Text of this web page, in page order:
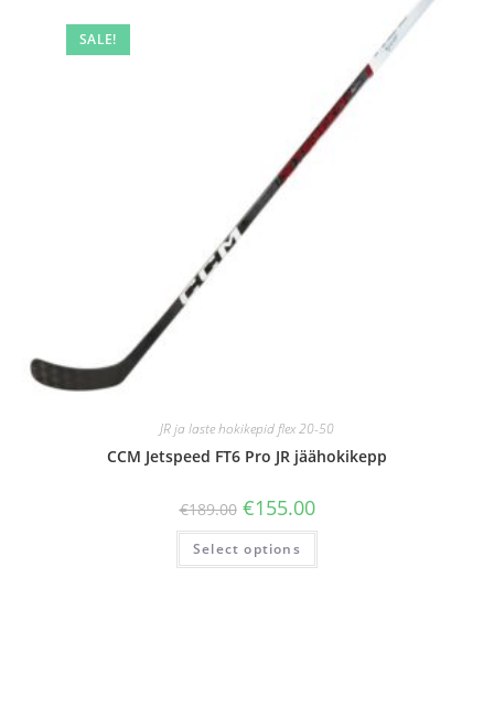
SALE!
JR ja laste hokikepid flex 20-50
CCM Jetspeed FT6 Pro JR jäähokikepp
€189.00 €155.00
Select options